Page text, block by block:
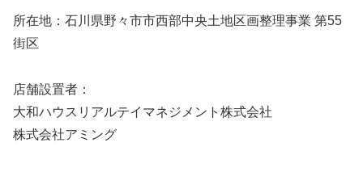
所在地：石川県野々市市西部中央土地区画整理事業 第55
街区
店舗設置者：
大和ハウスリアルテイマネジメント株式会社
株式会社アミング